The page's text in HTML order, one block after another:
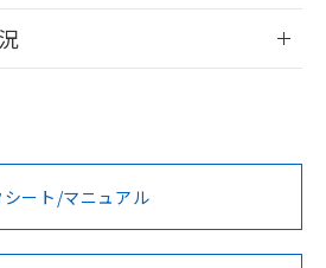
グイン/会員登録
利用いただく前に、以下を必ずお読
凡例
型式承認
ルウェー
BV型式承認
（フランス
KR型式
（韓国
ート/マニュアル